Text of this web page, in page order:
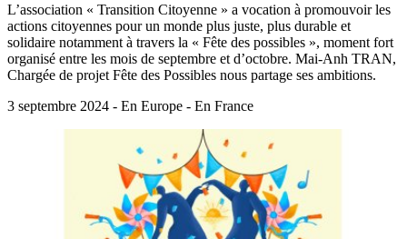
L’association « Transition Citoyenne » a vocation à promouvoir les
actions citoyennes pour un monde plus juste, plus durable et
solidaire notamment à travers la « Fête des possibles », moment fort
organisé entre les mois de septembre et d’octobre. Mai-Anh TRAN,
Chargée de projet Fête des Possibles nous partage ses ambitions.
3 septembre 2024 - En Europe - En France